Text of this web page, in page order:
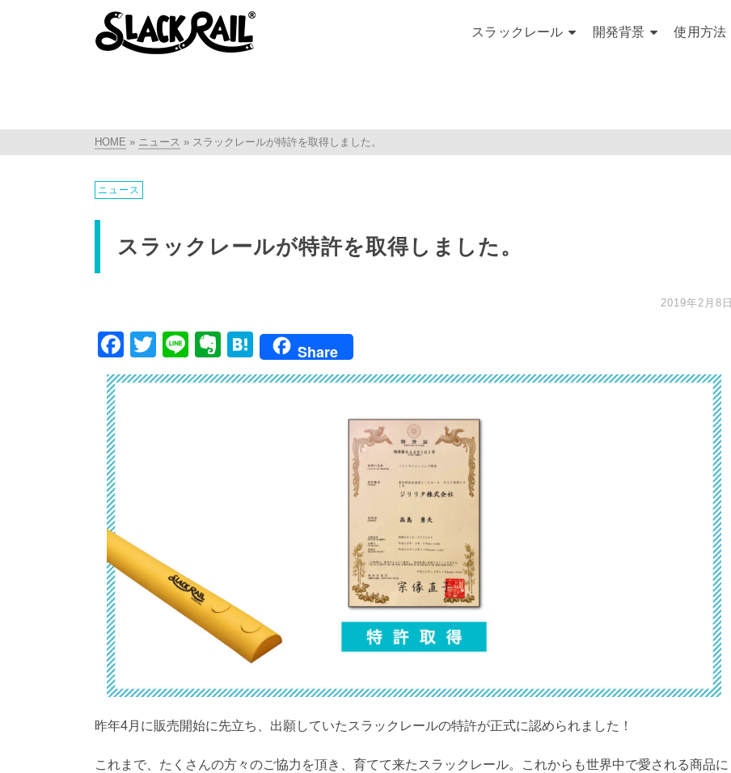
スラックレール 開発背景 使用方法
HOME » ニュース » スラックレールが特許を取得しました。
ニュース
スラックレールが特許を取得しました。
2019年2月8日
Facebook
TwitterLineEvernote
Hatena
Share
昨年4月に販売開始に先立ち、出願していたスラックレールの特許が正式に認められました！
これまで、たくさんの方々のご協力を頂き、育てて来たスラックレール。これからも世界中で愛される商品に